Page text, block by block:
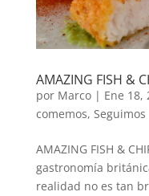
AMAZING FISH &
por Marco| Ene 18,
comemos, Seguimos
AMAZING FISH &
gastronomía
realidad no es tan